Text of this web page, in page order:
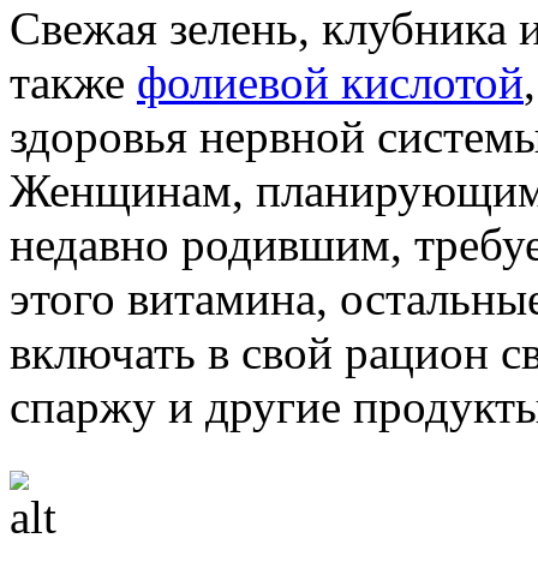
Свежая зелень, клубника
также фолиевой кислотой
здоровья нервной
Женщинам, планирующим
недавно родившим,
этого витамина,
включать в свой рацион
спаржу и другие